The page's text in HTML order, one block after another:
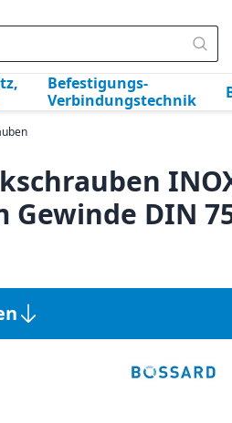
Befestigungs-
Verbindungstechnik
DIN